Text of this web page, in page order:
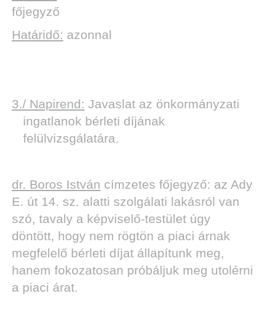
főjegyző
Határidő: azonnal
3./ Napirend: Javaslat az önkormányzati
ingatlanok bérleti díjának
felülvizsgálatára.
dr. Boros István címzetes főjegyző: az Ady
E. út 14. sz. alatti szolgálati lakásról van
szó, tavaly a képviselő-testület úgy
döntött, hogy nem rögtön a piaci árnak
megfelelő bérleti díjat állapítunk meg,
hanem fokozatosan próbáljuk meg utolérni
a piaci árat.